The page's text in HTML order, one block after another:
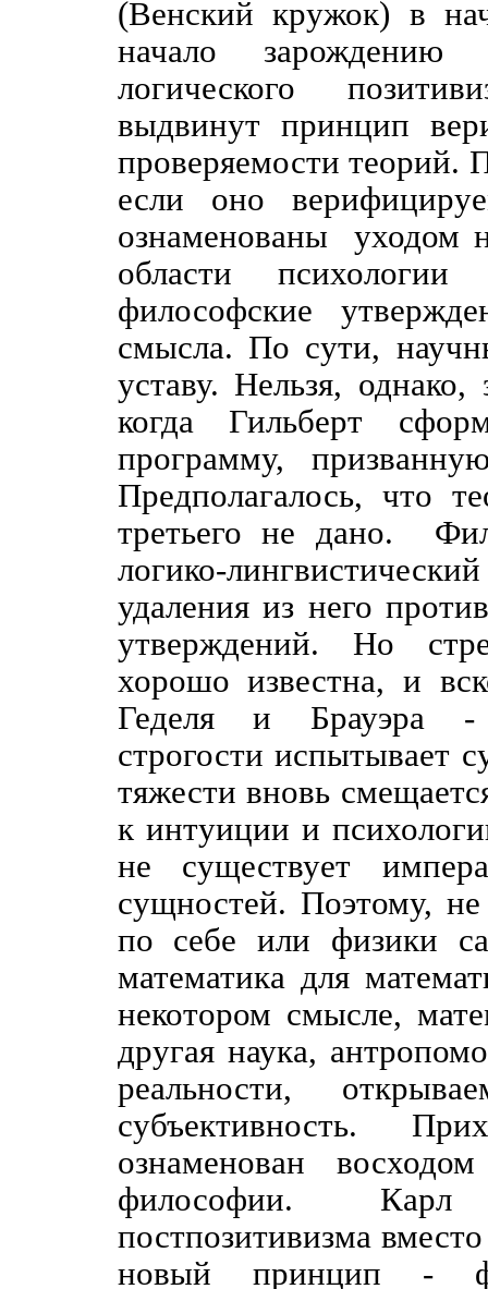
(Венский кружок) в
начало зарождению
логического
выдвинут принцип
проверяемости теорий.
если оно
ознаменованы
уходом
области
философские
смысла. По сути,
уставу. Нельзя,
когда Гильберт
программу,
Предполагалось, что
третьего не дано.
логико-
удаления из него
утверждений. Но
хорошо известна, и
Геделя и Брауэра -
строгости испытывает
тяжести вновь
к интуиции и
не существует
сущностей. Поэтому,
по себе или физики
математика для
некотором смысле,
другая наука,
реальности,
субъективность.
ознаменован
философии. Карл
постпозитивизма
новый принцип -